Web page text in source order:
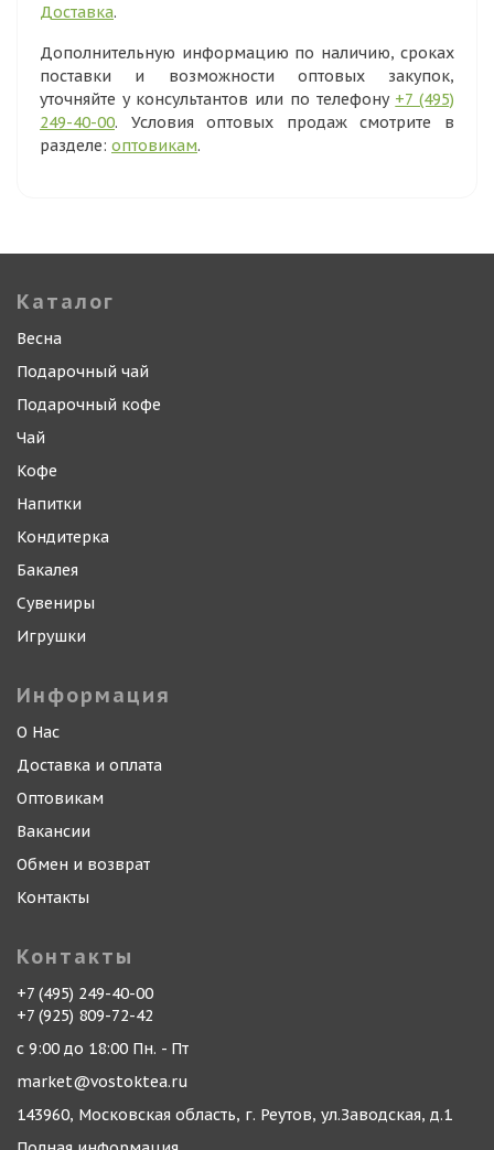
Доставка.
Дополнительную информацию по наличию, сроках
поставки и возможности оптовых закупок,
уточняйте у консультантов или по телефону +7 (495)
249-40-00. Условия оптовых продаж смотрите в
разделе: оптовикам.
Каталог
Весна
Подарочный чай
Подарочный кофе
Чай
Кофе
Напитки
Кондитерка
Бакалея
Сувениры
Игрушки
Информация
О Нас
Доставка и оплата
Оптовикам
Вакансии
Обмен и возврат
Контакты
Контакты
+7 (495) 249-40-00
+7 (925) 809-72-42
с 9:00 до 18:00 Пн. - Пт
market@vostoktea.ru
143960, Московская область, г. Реутов, ул.Заводская, д.1